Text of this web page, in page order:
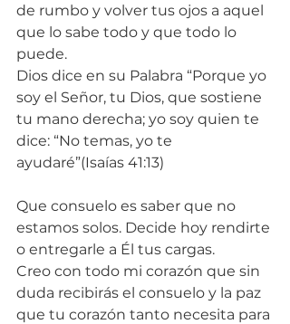
de rumbo y volver tus ojos a aquel
que lo sabe todo y que todo lo
puede.
Dios dice en su Palabra “Porque yo
soy el Señor, tu Dios, que sostiene
tu mano derecha; yo soy quien te
dice: “No temas, yo te
ayudaré”(Isaías 41:13)
Que consuelo es saber que no
estamos solos. Decide hoy rendirte
o entregarle a Él tus cargas.
Creo con todo mi corazón que sin
duda recibirás el consuelo y la paz
que tu corazón tanto necesita para